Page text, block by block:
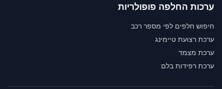
ערכות החלפה פופולריות
חיפוש חלפים לפי מספר רכב
ערכת רצועת טיימינג
ערכת מצמד
ערכת רפידות בלם